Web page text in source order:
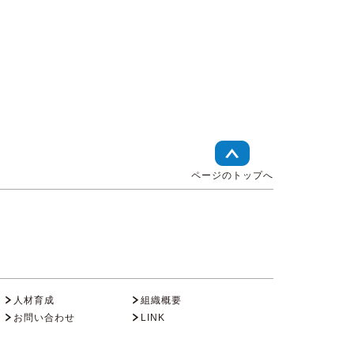
ページのトップへ
人材育成
組織概要
お問い合わせ
LINK